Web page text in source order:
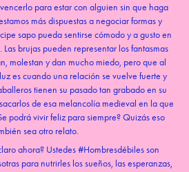
para estar con alguien sin que haga
más dispuestas a negociar formas y
sapo pueda sentirse cómodo y a gusto en
Las brujas pueden representar los fantasmas
molestan y dan mucho miedo, pero que al
es cuando una relación se vuelve fuerte y
tienen su pasado tan grabado en su
de esa melancolía medieval en la que
podrá vivir feliz para siempre? Quizás eso
sea otro relato.
ahora? Ustedes #Hombresdébiles son
para nutrirles los sueños, las esperanzas,